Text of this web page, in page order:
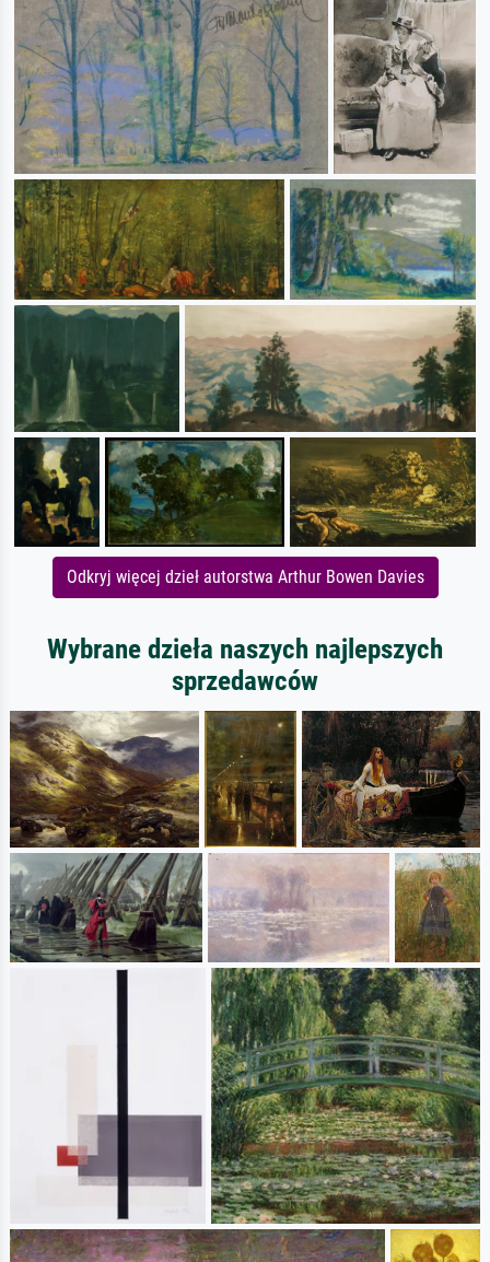
Odkryj więcej dzieł autorstwa Arthur Bowen Davies
Wybrane dzieła naszych najlepszych
sprzedawców